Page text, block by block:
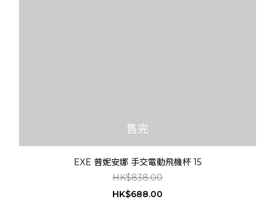
售完
EXE 普妮安娜 手交電動飛機杯 15
HK$838.00
HK$688.00